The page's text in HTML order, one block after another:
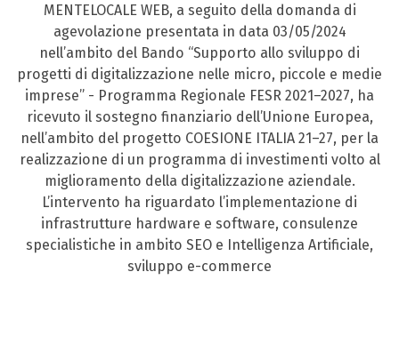
MENTELOCALE WEB, a seguito della domanda di
agevolazione presentata in data 03/05/2024
nell’ambito del Bando “Supporto allo sviluppo di
progetti di digitalizzazione nelle micro, piccole e medie
imprese” - Programma Regionale FESR 2021–2027, ha
ricevuto il sostegno finanziario dell’Unione Europea,
nell’ambito del progetto COESIONE ITALIA 21–27, per la
realizzazione di un programma di investimenti volto al
miglioramento della digitalizzazione aziendale.
L’intervento ha riguardato l’implementazione di
infrastrutture hardware e software, consulenze
specialistiche in ambito SEO e Intelligenza Artificiale,
sviluppo e-commerce